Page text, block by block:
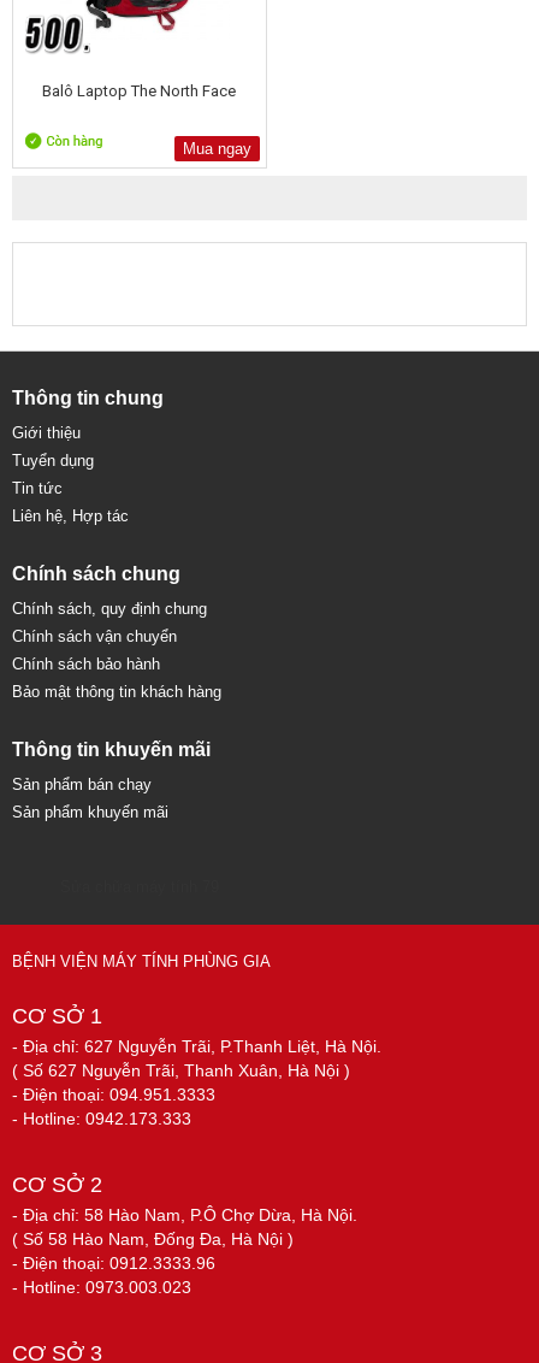
Balô Laptop The North Face
Mua ngay
Thông tin chung
Giới thiệu
Tuyển dụng
Tin tức
Liên hệ, Hợp tác
Chính sách chung
Chính sách, quy định chung
Chính sách vận chuyển
Chính sách bảo hành
Bảo mật thông tin khách hàng
Thông tin khuyến mãi
Sản phẩm bán chạy
Sản phẩm khuyến mãi
BỆNH VIỆN MÁY TÍNH PHÙNG GIA
CƠ SỞ 1
- Địa chỉ: 627 Nguyễn Trãi, P.Thanh Liệt, Hà Nội.
( Số 627 Nguyễn Trãi, Thanh Xuân, Hà Nội )
- Điện thoại: 094.951.3333
- Hotline: 0942.173.333
CƠ SỞ 2
- Địa chỉ: 58 Hào Nam, P.Ô Chợ Dừa, Hà Nội.
( Số 58 Hào Nam, Đống Đa, Hà Nội )
- Điện thoại: 0912.3333.96
- Hotline: 0973.003.023
CƠ SỞ 3